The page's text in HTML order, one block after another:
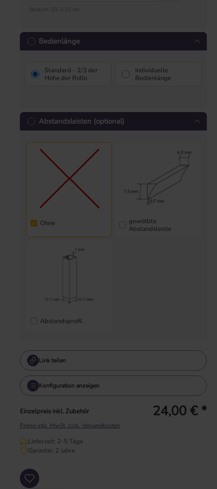
Bereich: 50–220 cm
Bedienlänge
Standard - 2/3 der
Höhe der Rollo
Individuelle
Bedienlänge
Abstandsleisten (optional)
Ohne
gewölbte
Abstandsleiste
Abstandsprofil
Link teilen
Konfiguration anzeigen
Einzelpreis inkl. Zubehör 24,00 € *
Preise inkl. MwSt. zzgl. Versandkosten
Lieferzeit: 2-5 Tage
Garantie: 2 Jahre
Produkt Anzahl: Gib den gewünschten Wert ein oder benutze die Schaltflächen